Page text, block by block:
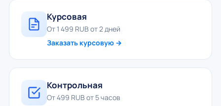
Курсовая
От 1 499 RUB от 2 дней
Заказать курсовую →
Контрольная
От 499 RUB от 5 часов